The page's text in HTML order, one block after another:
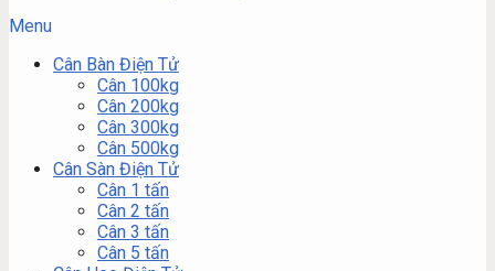
Menu
Cân Bàn Điện Tử
Cân 100kg
Cân 200kg
Cân 300kg
Cân 500kg
Cân Sàn Điện Tử
Cân 1 tấn
Cân 2 tấn
Cân 3 tấn
Cân 5 tấn